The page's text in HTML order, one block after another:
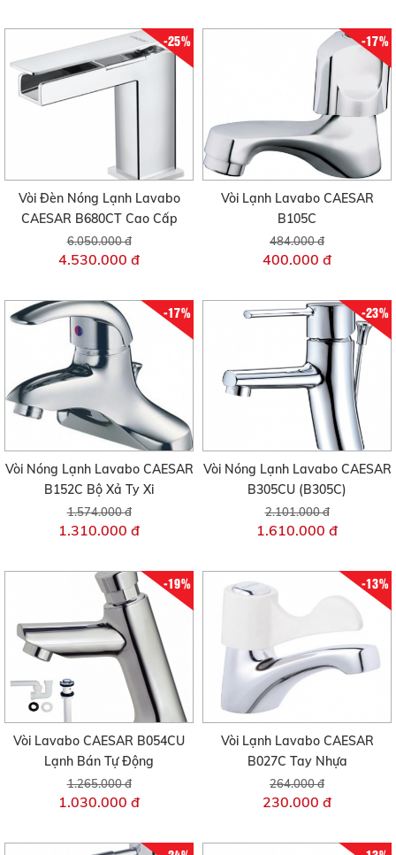
-25%
Vòi Đèn Nóng Lạnh Lavabo
CAESAR B680CT Cao Cấp
6.050.000 đ
4.530.000 đ
-17%
Vòi Lạnh Lavabo CAESAR
B105C
484.000 đ
400.000 đ
-17%
Vòi Nóng Lạnh Lavabo CAESAR
B152C Bộ Xả Ty Xi
1.574.000 đ
1.310.000 đ
-23%
Vòi Nóng Lạnh Lavabo CAESAR
B305CU (B305C)
2.101.000 đ
1.610.000 đ
-19%
Vòi Lavabo CAESAR B054CU
Lạnh Bán Tự Động
1.265.000 đ
1.030.000 đ
-13%
Vòi Lạnh Lavabo CAESAR
B027C Tay Nhựa
264.000 đ
230.000 đ